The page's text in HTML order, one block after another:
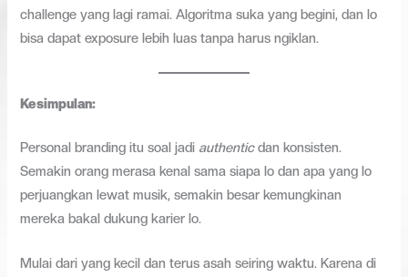
challenge yang lagi ramai. Algoritma suka yang begini, dan lo
bisa dapat exposure lebih luas tanpa harus ngiklan.
Kesimpulan:
Personal branding itu soal jadi authenticdan konsisten.
Semakin orang merasa kenal sama siapa lo dan apa yang lo
perjuangkan lewat musik, semakin besar kemungkinan
mereka bakal dukung karier lo.
Mulai dari yang kecil dan terus asah seiring waktu. Karena di